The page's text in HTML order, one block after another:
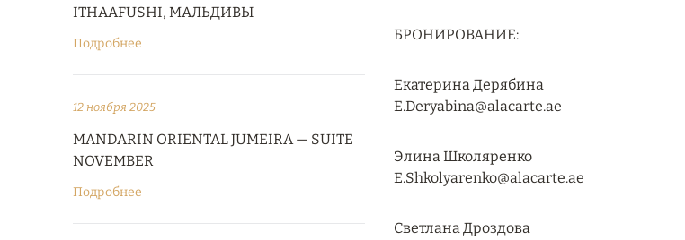
ITHAAFUSHI, МАЛЬДИВЫ
Подробнее
12 ноября 2025
MANDARIN ORIENTAL JUMEIRA — SUITE
NOVEMBER
Подробнее
БРОНИРОВАНИЕ:
Екатерина Дерябина
E.Deryabina@alacarte.ae
Элина Школяренко
E.Shkolyarenko@alacarte.ae
Светлана Дроздова